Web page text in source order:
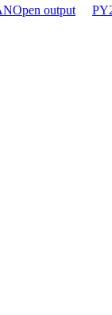
output